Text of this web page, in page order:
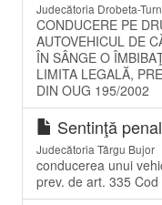
Judecătoria Drobeta-
CONDUCERE PE
AUTOVEHICUL DE
ÎN SÂNGE O
LIMITA LEGALĂ,
DIN OUG 195/2002
Sentinţă
Judecătoria Târgu Bujor
conducerea unui
prev. de art. 335 Cod